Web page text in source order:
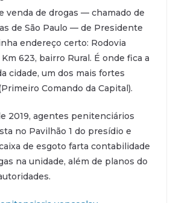
venda de drogas — chamado de
de São Paulo — de Presidente
endereço certo: Rodovia
623, bairro Rural. É onde fica a
cidade, um dos mais fortes
Comando da Capital).
2019, agentes penitenciários
no Pavilhão 1 do presídio e
de esgoto farta contabilidade
na unidade, além de planos do